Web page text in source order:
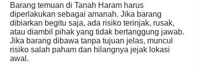
Barang temuan di Tanah Haram harus
diperlakukan sebagai amanah. Jika barang
dibiarkan begitu saja, ada risiko terinjak, rusak,
atau diambil pihak yang tidak bertanggung jawab.
Jika barang dibawa tanpa tujuan jelas, muncul
risiko salah paham dan hilangnya jejak lokasi
awal.